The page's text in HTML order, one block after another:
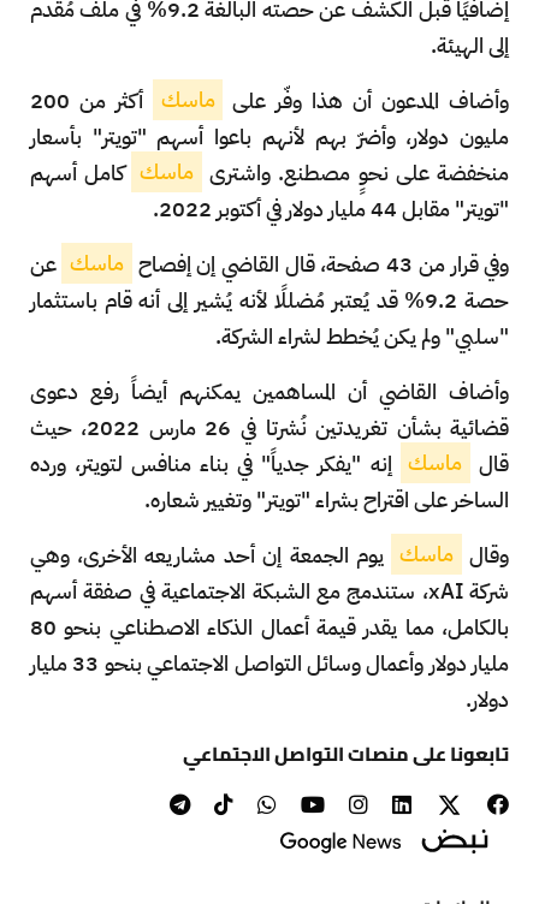
إضافيًا قبل الكشف عن حصته البالغة 9.2% في ملف مُقدم
إلى الهيئة.
وأضاف المدعون أن هذا وفّر على ماسك
أكثر من 200
مليون دولار، وأضرّ بهم لأنهم باعوا أسهم "تويتر" بأسعار
منخفضة على نحوٍ مصطنع. واشترى ماسك كامل أسهم
"تويتر" مقابل 44 مليار دولار في أكتوبر 2022.
وفي قرار من 43 صفحة، قال القاضي إن إفصاح
ماسك عن
حصة 9.2% قد يُعتبر مُضللًا لأنه يُشير إلى أنه قام باستثمار
"سلبي" ولم يكن يُخطط لشراء الشركة.
وأضاف القاضي أن المساهمين يمكنهم أيضاً رفع دعوى
قضائية بشأن تغريدتين نُشرتا في 26 مارس 2022، حيث
قال ماسك إنه "يفكر جدياً" في بناء منافس لتويتر، ورده
الساخر على اقتراح بشراء "تويتر" وتغيير شعاره.
وقال ماسك يوم الجمعة إن أحد مشاريعه الأخرى، وهي
شركة xAI، ستندمج مع الشبكة الاجتماعية في صفقة أسهم
بالكامل، مما يقدر قيمة أعمال الذكاء الاصطناعي بنحو 80
مليار دولار وأعمال وسائل التواصل الاجتماعي بنحو 33 مليار
دولار.
تابعونا على منصات التواصل الاجتماعي